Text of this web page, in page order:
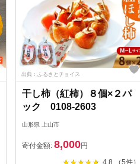
出典：ふるさとチョイス
干し柿（紅柿）８個×２パ
ック 0108-2603
山形県 上山市
寄付金額: 8,000円